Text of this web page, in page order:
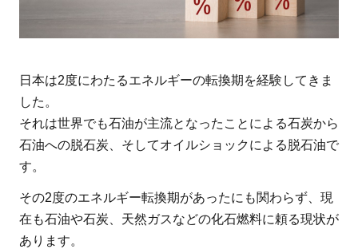
日本は2度にわたるエネルギーの転換期を経験してきま
した。
それは世界でも石油が主流となったことによる石炭から
石油への脱石炭、そしてオイルショックによる脱石油で
す。
その2度のエネルギー転換期があったにも関わらず、現
在も石油や石炭、天然ガスなどの化石燃料に頼る現状が
あります。